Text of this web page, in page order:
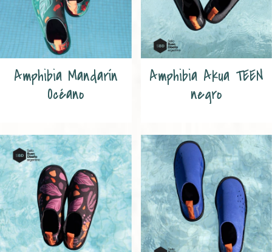
Amphibia Mandarín
Océano
Amphibia Akua TEEN
negro